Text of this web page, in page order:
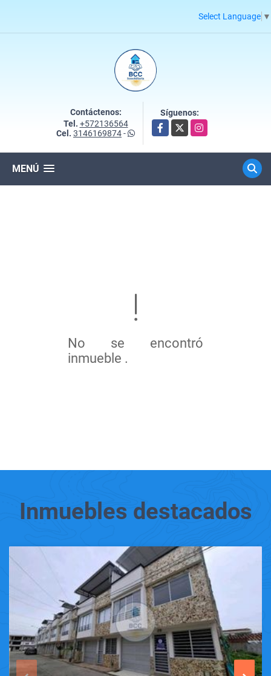
Select Language ▼
Contáctenos:
Tel. +572136564
Cel. 3146169874-
Síguenos:
Facebook
X Instagram
MENÚ
No se encontró
inmueble .
Inmuebles destacados